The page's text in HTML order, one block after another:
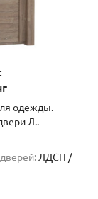
одежды.
Л..
ЛДСП /